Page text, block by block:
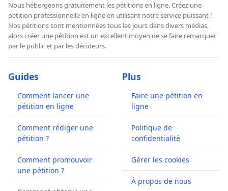
Nous hébergeons gratuitement les pétitions en ligne. Créez une
pétition professionnelle en ligne en utilisant notre service puissant !
Nos pétitions sont mentionnées tous les jours dans divers médias,
alors créer une pétition est un excellent moyen de se faire remarquer
par le public et par les décideurs.
Guides
Comment lancer une
pétition en ligne
Comment rédiger une
pétition ?
Comment promouvoir
une pétition ?
Plus
Faire une pétition en
ligne
Politique de
confidentialité
Gérer les cookies
À propos de nous